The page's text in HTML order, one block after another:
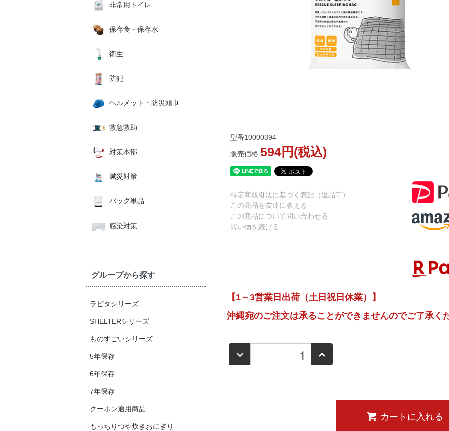
型番10000394
販売価格594円(税込)
特定商取引法に基づく表記（返品等）
この商品を友達に教える
この商品について問い合わせる
買い物を続ける
【1～3営業日出荷（土日祝日休業）】
沖縄宛のご注文は承ることができませんのでご了承く
カートに入れる
非常用トイレ
保存食・保存水
衛生
防犯
ヘルメット・防災頭巾
救急救助
対策本部
減災対策
バッグ単品
感染対策
グループから探す
ラピタシリーズ
SHELTERシリーズ
ものすごいシリーズ
5年保存
6年保存
7年保存
クーポン適用商品
もっちりつや炊きおにぎり